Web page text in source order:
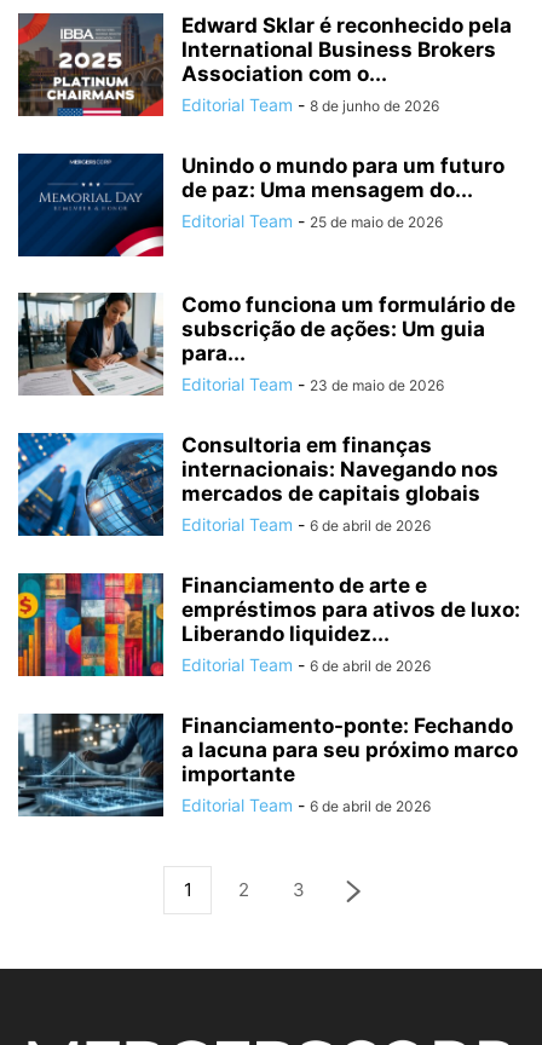
Edward Sklar é reconhecido pela
International Business Brokers
Association com o...
Editorial Team - 8 de junho de 2026
Unindo o mundo para um futuro
de paz: Uma mensagem do...
Editorial Team - 25 de maio de 2026
Como funciona um formulário de
subscrição de ações: Um guia
para...
Editorial Team - 23 de maio de 2026
Consultoria em finanças
internacionais: Navegando nos
mercados de capitais globais
Editorial Team - 6 de abril de 2026
Financiamento de arte e
empréstimos para ativos de luxo:
Liberando liquidez...
Editorial Team - 6 de abril de 2026
Financiamento-ponte: Fechando
a lacuna para seu próximo marco
importante
Editorial Team - 6 de abril de 2026
1 2 3